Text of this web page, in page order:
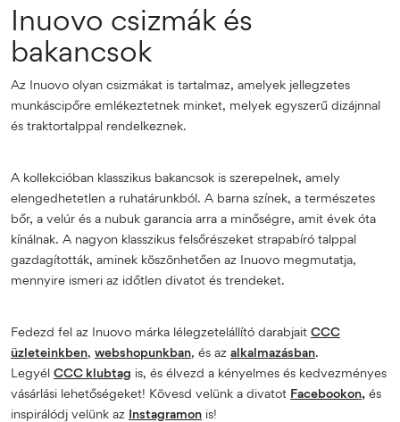
Inuovo csizmák és
bakancsok
Az Inuovo olyan csizmákat is tartalmaz, amelyek jellegzetes
munkáscipőre emlékeztetnek minket, melyek egyszerű dizájnnal
és traktortalppal rendelkeznek.
A kollekcióban klasszikus bakancsok is szerepelnek, amely
elengedhetetlen a ruhatárunkból. A barna színek, a természetes
bőr, a velúr és a nubuk garancia arra a minőségre, amit évek óta
kínálnak. A nagyon klasszikus felsőrészeket strapabíró talppal
gazdagították, aminek köszönhetően az Inuovo megmutatja,
mennyire ismeri az időtlen divatot és trendeket.
Fedezd fel az Inuovo márka lélegzetelállító darabjait CCC
üzleteinkben, webshopunkban, és az alkalmazásban.
Legyél CCC klubtag is, és élvezd a kényelmes és kedvezményes
vásárlási lehetőségeket! Kövesd velünk a divatot Facebookon, és
inspirálódj velünk az Instagramon is!